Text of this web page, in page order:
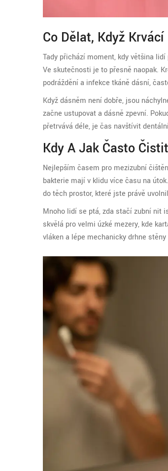
Co Dělat, Když Krvácí
Tady přichází moment, kdy většina
Ve skutečnosti je to přesně naopak.
podráždění a infekce tkáně dásní,
Když dásněm není dobře, jsou
začne ustupovat a dásně zpevní.
přetrvává déle, je čas navštívit
Kdy A Jak Často Čistit
Nejlepším časem pro mezizubní
bakterie mají v klidu více času na
do těch prostor, které jste právě
Mnoho lidí se ptá, zda stačízubní nit
skvělá pro velmi úzké mezery, kde
vláken a lépe mechanicky drhne